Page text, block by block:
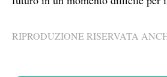
RIPRODUZIONE RISERVATA